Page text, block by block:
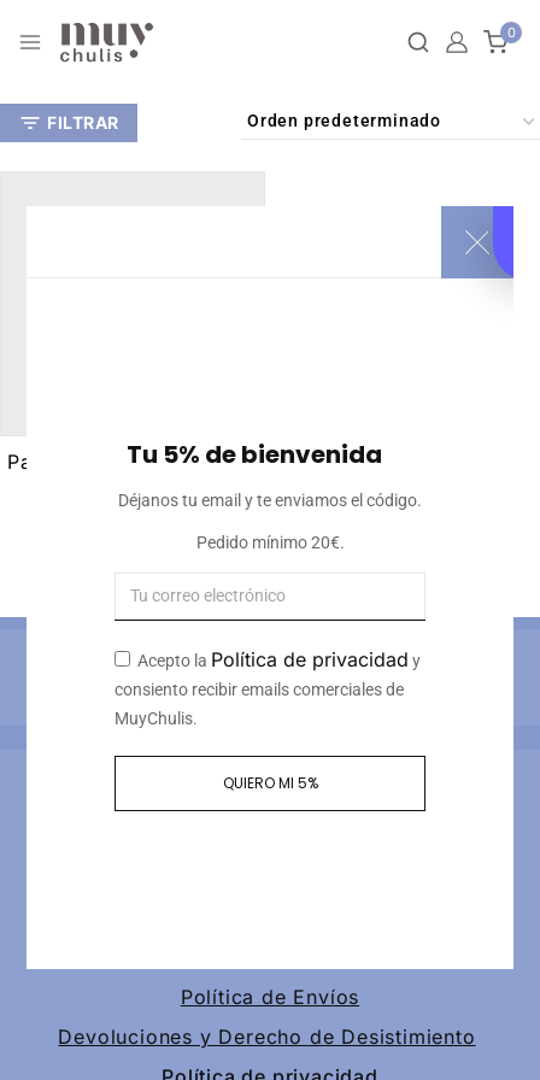
0
FILTRAR
Pantalón corto deportivo
con bolsillos
personalizable
Iva incluido
Métodos de pago
Información de contacto
Política de Envíos
Devoluciones y Derecho de Desistimiento
Tu 5% de bienvenida
Déjanos tu email y te enviamos el código.
Pedido mínimo 20€.
Acepto la Política de privacidad y
consiento recibir emails comerciales de
MuyChulis.
QUIERO MI 5%